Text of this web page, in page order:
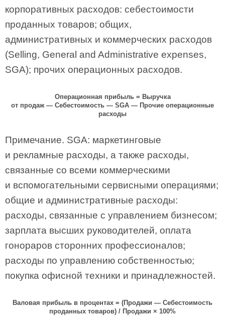
корпоративных расходов: себестоимости
проданных товаров; общих,
административных и коммерческих расходов
(Selling, General and Administrative expenses,
SGA); прочих операционных расходов.
Операционная прибыль = Выручка
от продаж — Себестоимость — SGA — Прочие операционные
расходы
Примечание. SGA: маркетинговые
и рекламные расходы, а также расходы,
связанные со всеми коммерческими
и вспомогательными сервисными операциями;
общие и административные расходы:
расходы, связанные с управлением бизнесом;
зарплата высших руководителей, оплата
гонораров сторонних профессионалов;
расходы по управлению собственностью;
покупка офисной техники и принадлежностей.
Валовая прибыль в процентах = (Продажи — Себестоимость
проданных товаров) / Продажи × 100%